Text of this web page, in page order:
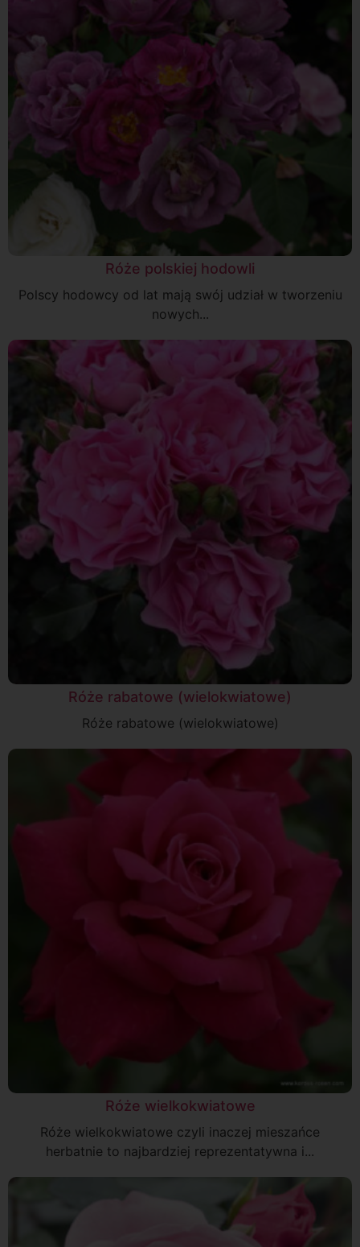
Róże polskiej hodowli
Polscy hodowcy od lat mają swój udział w tworzeniu
nowych...
Róże rabatowe (wielokwiatowe)
Róże rabatowe (wielokwiatowe)
Róże wielkokwiatowe
Róże wielkokwiatowe czyli inaczej mieszańce
herbatnie to najbardziej reprezentatywna i...